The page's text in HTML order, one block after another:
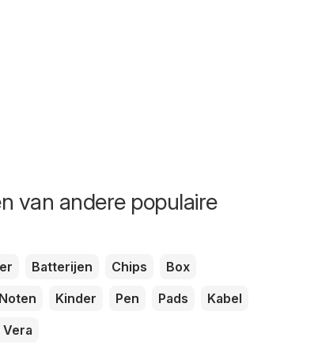
van andere populaire
Batterijen Chips
Box
Noten Kinder Pen Pads
Kabel